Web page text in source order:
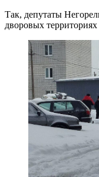
Так, депутаты
дворовых